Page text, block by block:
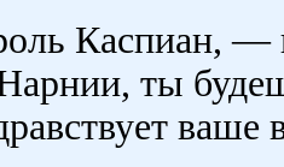
Каспиан, —
ты
ваше